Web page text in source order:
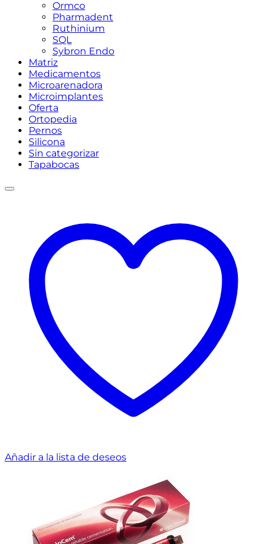
Ormco
Pharmadent
Ruthinium
SQL
Sybron Endo
Matriz
Medicamentos
Microarenadora
Microimplantes
Oferta
Ortopedia
Pernos
Silicona
Sin categorizar
Tapabocas
Añadir a la lista de deseos